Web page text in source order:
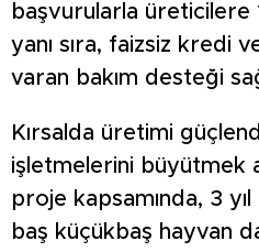
başvurularla üreticilere
yanı sıra, faizsiz kredi
varan bakım desteği
Kırsalda üretimi
işletmelerini büyütmek
proje kapsamında, 3
baş küçükbaş hayvan